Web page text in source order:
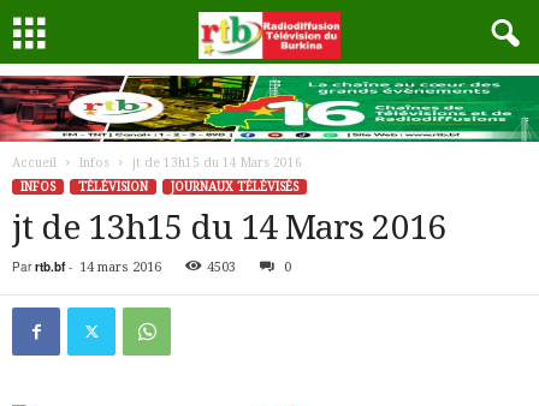
Accueil Infos
jt de 13h15 du 14 Mars 2016
INFOS
TÉLÉVISION JOURNAUX TÉLÉVISÉS
jt de 13h15 du 14 Mars 2016
Par rtb.bf- 14 mars 2016 4503 0